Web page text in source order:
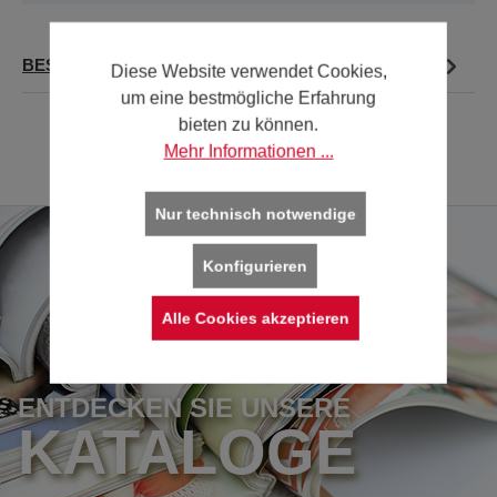
BESCHREIBUNG
ENTDECKEN SIE UNSERE
KATALOGE
Diese Website verwendet Cookies,
um eine bestmögliche Erfahrung
bieten zu können.
Mehr Informationen ...
Nur technisch notwendige
Konfigurieren
Alle Cookies akzeptieren